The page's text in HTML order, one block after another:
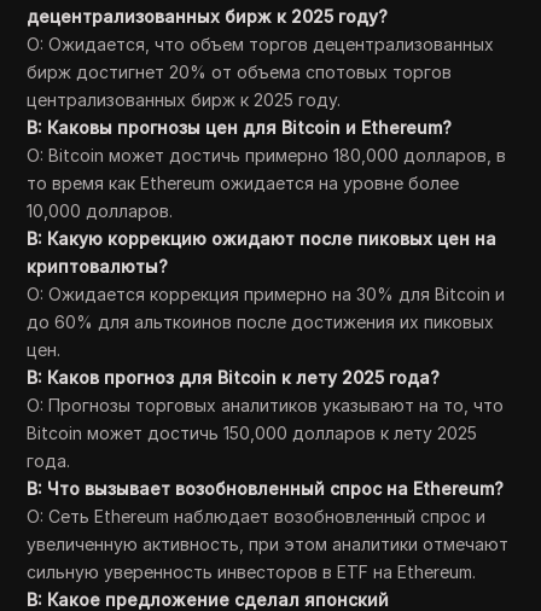
децентрализованных бирж к 2025 году?
О: Ожидается, что объем торгов децентрализованных
бирж достигнет 20% от объема спотовых торгов
централизованных бирж к 2025 году.
В: Каковы прогнозы цен для Bitcoin и Ethereum?
О: Bitcoin может достичь примерно 180,000 долларов, в
то время как Ethereum ожидается на уровне более
10,000 долларов.
В: Какую коррекцию ожидают после пиковых цен на
криптовалюты?
О: Ожидается коррекция примерно на 30% для Bitcoin и
до 60% для альткоинов после достижения их пиковых
цен.
В: Каков прогноз для Bitcoin к лету 2025 года?
О: Прогнозы торговых аналитиков указывают на то, что
Bitcoin может достичь 150,000 долларов к лету 2025
года.
В: Что вызывает возобновленный спрос на Ethereum?
О: Сеть Ethereum наблюдает возобновленный спрос и
увеличенную активность, при этом аналитики отмечают
сильную уверенность инвесторов в ETF на Ethereum.
В: Какое предложение сделал японский